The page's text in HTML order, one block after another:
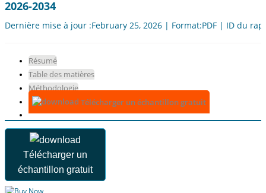
2026-2034
Dernière mise à jour :February 25, 2026 | Format:PDF | ID du
Résumé
Table des matières
Méthodologie
Télécharger un échantillon gratuit
Télécharger un
échantillon gratuit